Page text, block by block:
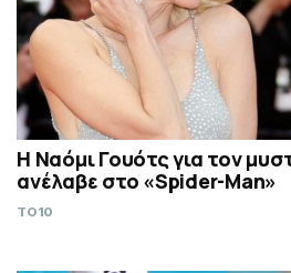
Η Ναόμι Γουότς για τον
ανέλαβε στο «Spider-Man»
TO10